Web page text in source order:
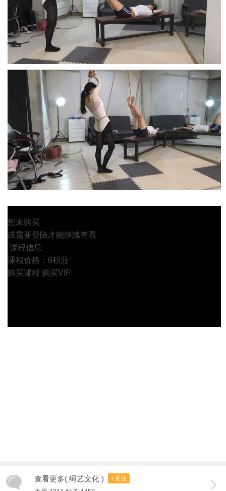
您未购买
或需要登陆才能继续查看
课程信息
课程价格：6积分
购买课程 购买VIP
查看更多( 绳艺文化 ) +关注